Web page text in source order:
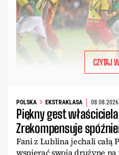
CZYTAJ
POLSKA EKSTRAKLASA
Piękny gest
Zrekompensuje
Fani z Lublina jechali całą
wspierać swoją drużynę